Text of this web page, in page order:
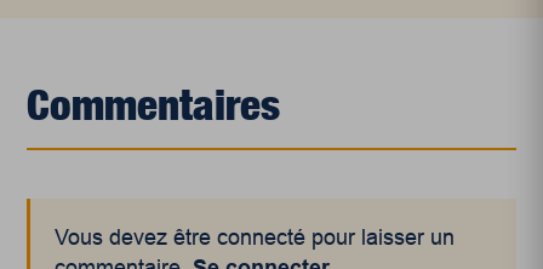
Commentaires
Vous devez être connecté pour laisser un